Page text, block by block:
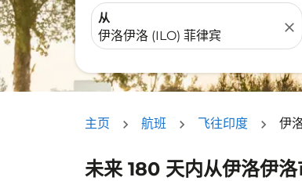
从
close
主页 航班 飞往印度 伊
未来 180 天内从伊洛伊
没有符合您的筛选条件的机票。请调